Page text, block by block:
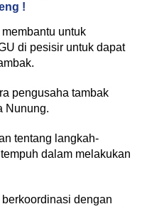
!
untuk
di pesisir untuk dapat
pengusaha tambak
Nunung.
tentang langkah-
dalam melakukan
dengan